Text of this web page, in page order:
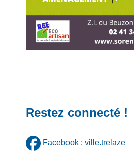
Restez connecté !
Facebook : ville.trelaze